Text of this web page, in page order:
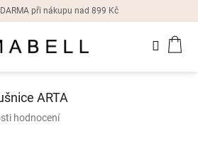
při nákupu nad 899 Kč
ARTA
hodnocení